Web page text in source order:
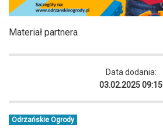
Materiał partnera
Data dodania:
03.02.2025 09:15
Odrzańskie Ogrody